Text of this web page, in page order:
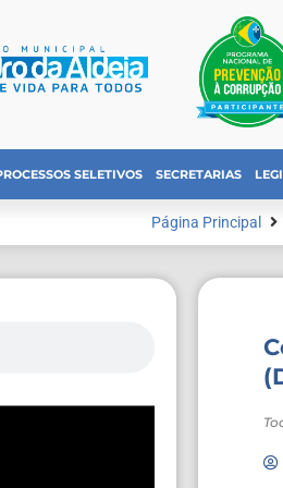
SELETIVOS SECRETARIAS
Página Principal